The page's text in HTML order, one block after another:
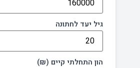
גיל יעד לחתונה
הון התחלתי קיים (₪)